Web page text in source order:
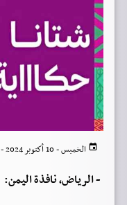
الخميس - 10 أكتوبر 2024 - 07:44 م بتوقيت عدن
-الرياض، نافذة اليمن: